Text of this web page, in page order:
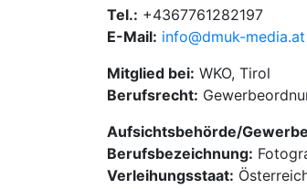
Tel.: +4367761282197
E-Mail: info@dmuk-media.at
Mitglied bei: WKO, Tirol
Berufsrecht:
Aufsichtsbehörde/
Berufsbezeichnung:
Verleihungsstaat: